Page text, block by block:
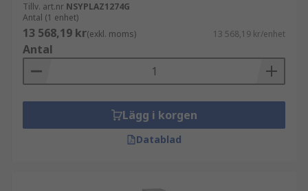
Tillv. art.nr NSYPLAZ1274G
Antal (1 enhet)
13 568,19 kr(exkl. moms) 13 568,19 kr/enhet
Antal
Lägg i korgen
Datablad